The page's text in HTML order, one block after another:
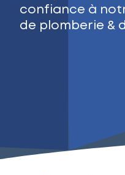
confiance à
de plomberie &